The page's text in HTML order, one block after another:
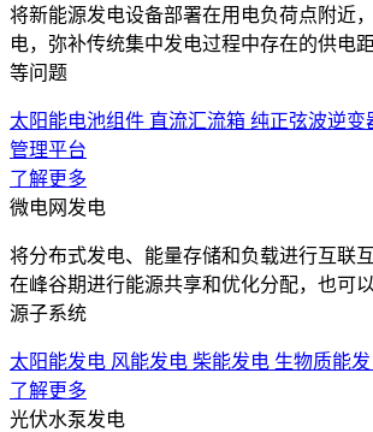
将新能源发电设备部署在用电负荷点附近
电，弥补传统集中发电过程中存在的供电
等问题
太阳能电池组件 直流汇流箱 纯正弦波逆变
管理平台
了解更多
微电网发电
将分布式发电、能量存储和负载进行互联
在峰谷期进行能源共享和优化分配，也可
源子系统
太阳能发电 风能发电 柴能发电 生物质能
了解更多
光伏水泵发电